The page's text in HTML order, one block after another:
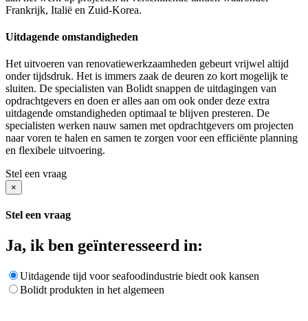
Frankrijk, Italië en Zuid-Korea.
Uitdagende omstandigheden
Het uitvoeren van renovatiewerkzaamheden gebeurt vrijwel altijd
onder tijdsdruk. Het is immers zaak de deuren zo kort mogelijk te
sluiten. De specialisten van Bolidt snappen de uitdagingen van
opdrachtgevers en doen er alles aan om ook onder deze extra
uitdagende omstandigheden optimaal te blijven presteren. De
specialisten werken nauw samen met opdrachtgevers om projecten
naar voren te halen en samen te zorgen voor een efficiënte planning
en flexibele uitvoering.
Stel een vraag
×
Stel een vraag
Ja, ik ben geïnteresseerd in:
Uitdagende tijd voor seafoodindustrie biedt ook kansen
Bolidt produkten in het algemeen